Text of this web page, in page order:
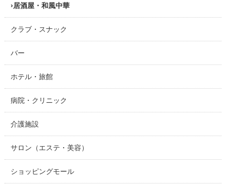
居酒屋・和風中華
クラブ・スナック
バー
ホテル・旅館
病院・クリニック
介護施設
サロン（エステ・美容）
ショッピングモール